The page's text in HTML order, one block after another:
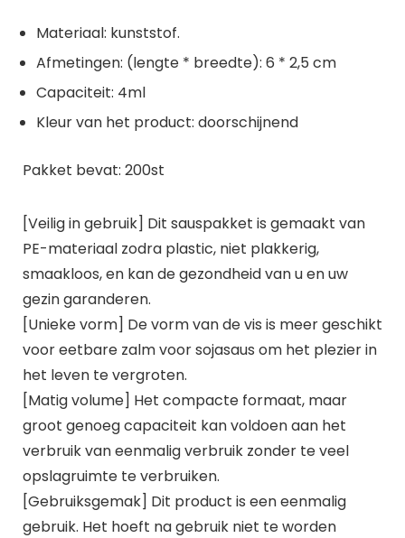
Materiaal: kunststof.
Afmetingen: (lengte * breedte): 6 * 2,5 cm
Capaciteit: 4ml
Kleur van het product: doorschijnend
Pakket bevat: 200st
[Veilig in gebruik] Dit sauspakket is gemaakt van
PE-materiaal zodra plastic, niet plakkerig,
smaakloos, en kan de gezondheid van u en uw
gezin garanderen.
[Unieke vorm] De vorm van de vis is meer geschikt
voor eetbare zalm voor sojasaus om het plezier in
het leven te vergroten.
[Matig volume] Het compacte formaat, maar
groot genoeg capaciteit kan voldoen aan het
verbruik van eenmalig verbruik zonder te veel
opslagruimte te verbruiken.
[Gebruiksgemak] Dit product is een eenmalig
gebruik. Het hoeft na gebruik niet te worden